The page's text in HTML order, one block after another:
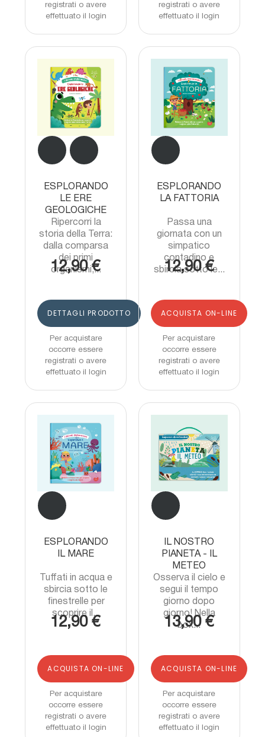
registrati o avere
effettuato il login
registrati o avere
effettuato il login
ESPLORANDO
LE ERE
GEOLOGICHE
Ripercorri la
storia della Terra:
dalla comparsa
dei primi
organismi,...
12,90 €
DETTAGLI PRODOTTO
Per acquistare
occorre essere
registrati o avere
effettuato il login
ESPLORANDO
LA FATTORIA
Passa una
giornata con un
simpatico
contadino e
sbircia sotto le...
12,90 €
ACQUISTA ON-LINE
Per acquistare
occorre essere
registrati o avere
effettuato il login
ESPLORANDO
IL MARE
Tuffati in acqua e
sbircia sotto le
finestrelle per
scoprire il...
12,90 €
ACQUISTA ON-LINE
Per acquistare
occorre essere
registrati o avere
effettuato il login
IL NOSTRO
PIANETA - IL
METEO
Osserva il cielo e
segui il tempo
giorno dopo
giorno! Nella
box...
13,90 €
ACQUISTA ON-LINE
Per acquistare
occorre essere
registrati o avere
effettuato il login